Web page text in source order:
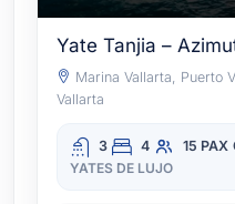
Yate Tanjia –
Marina Vallarta, Puerto
Vallarta
3 4 15 PAX
YATES DE LUJO